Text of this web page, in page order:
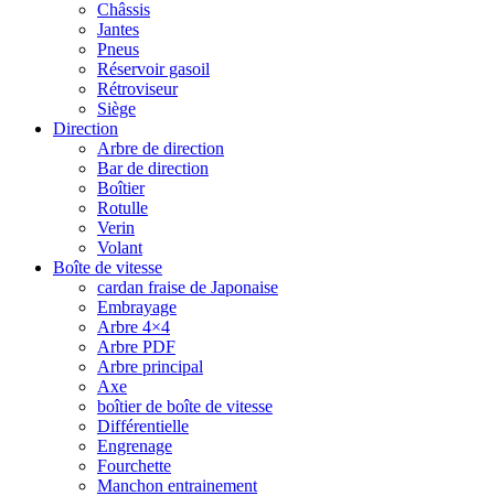
Châssis
Jantes
Pneus
Réservoir gasoil
Rétroviseur
Siège
Direction
Arbre de direction
Bar de direction
Boîtier
Rotulle
Verin
Volant
Boîte de vitesse
cardan fraise de Japonaise
Embrayage
Arbre 4×4
Arbre PDF
Arbre principal
Axe
boîtier de boîte de vitesse
Différentielle
Engrenage
Fourchette
Manchon entrainement